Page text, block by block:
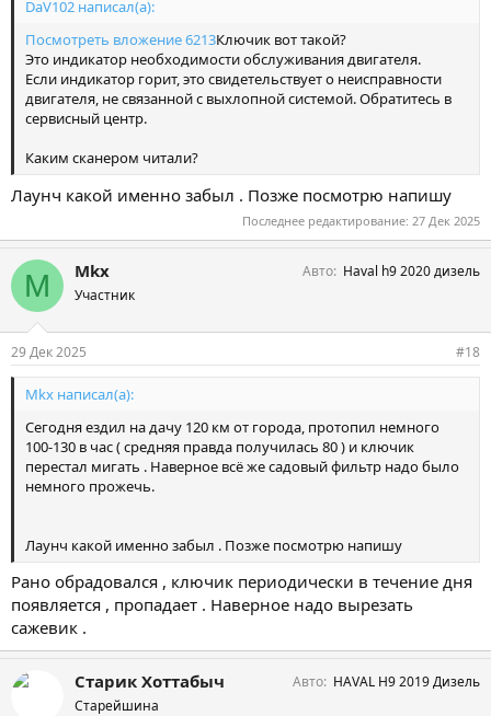
DaV102 написал(а):
Посмотреть вложение 6213Ключик вот такой?
Это индикатор необходимости обслуживания двигателя.
Если индикатор горит, это свидетельствует о неисправности
двигателя, не связанной с выхлопной системой. Обратитесь в
сервисный центр.
Каким сканером читали?
Лаунч какой именно забыл . Позже посмотрю напишу
Последнее редактирование: 27 Дек 2025
M Mkx
Участник
Авто Haval h9 2020 дизель
29 Дек 2025 #18
Mkx написал(а):
Сегодня ездил на дачу 120 км от города, протопил немного
100-130 в час ( средняя правда получилась 80 ) и ключик
перестал мигать . Наверное всё же садовый фильтр надо было
немного прожечь.
Лаунч какой именно забыл . Позже посмотрю напишу
Рано обрадовался , ключик периодически в течение дня
появляется , пропадает . Наверное надо вырезать
сажевик .
Старик Хоттабыч
Старейшина
Авто HAVAL H9 2019 Дизель